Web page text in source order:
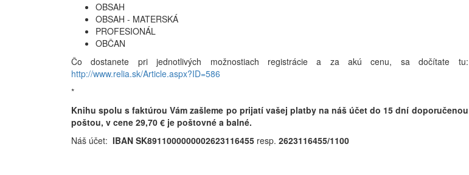
OBSAH
OBSAH - MATERSKÁ
PROFESIONÁL
OBČAN
Čo dostanete pri jednotlivých možnostiach registrácie a za akú cenu, sa dočítate tu:
http://www.relia.sk/Article.aspx?ID=586
*
Knihu spolu s faktúrou Vám zašleme po prijatí vašej platby na náš účet do 15 dní doporučenou
poštou, v cene 29,70 € je poštovné a balné.
Náš účet: IBAN SK8911000000002623116455 resp. 2623116455/1100